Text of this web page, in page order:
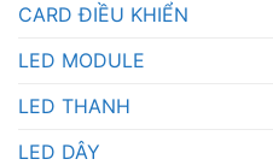
CARD ĐIỀU KHIỂN
LED MODULE
LED THANH
LED DÂY